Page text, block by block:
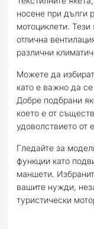
носене при дълги
мотоциклети.
отлична
различни
Можете да
като е важно да
Добре подбрани
което е от
удоволствието от
Гледайте за
функции като
маншети.
вашите нужди,
туристически